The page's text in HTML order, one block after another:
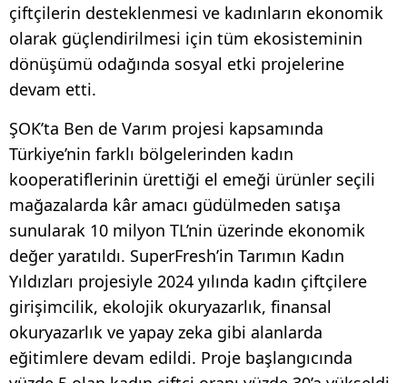
çiftçilerin desteklenmesi ve kadınların ekonomik
olarak güçlendirilmesi için tüm ekosisteminin
dönüşümü odağında sosyal etki projelerine
devam etti.
ŞOK’ta Ben de Varım projesi kapsamında
Türkiye’nin farklı bölgelerinden kadın
kooperatiflerinin ürettiği el emeği ürünler seçili
mağazalarda kâr amacı güdülmeden satışa
sunularak 10 milyon TL’nin üzerinde ekonomik
değer yaratıldı. SuperFresh’in Tarımın Kadın
Yıldızları projesiyle 2024 yılında kadın çiftçilere
girişimcilik, ekolojik okuryazarlık, finansal
okuryazarlık ve yapay zeka gibi alanlarda
eğitimlere devam edildi. Proje başlangıcında